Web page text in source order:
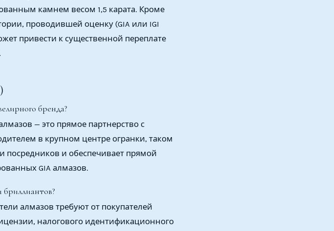
камнем весом 1,5 карата. Кроме
проводившей оценку (GIA или IGI
привести к существенной переплате
бренда?
— это прямое партнерство с
в крупном центре огранки, таком
посредников и обеспечивает прямой
GIA алмазов.
бриллиантов?
алмазов требуют от покупателей
налогового идентификационного